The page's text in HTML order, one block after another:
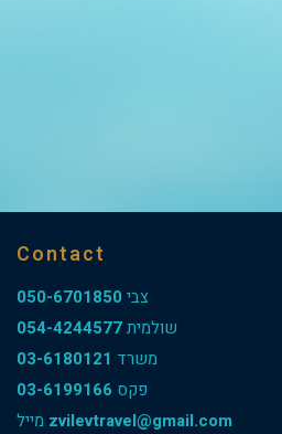
Contact
צבי 050-6701850
שולמית054-4244577
משרד 03-6180121
פקס 03-6199166
zvilevtravel@gmail.com